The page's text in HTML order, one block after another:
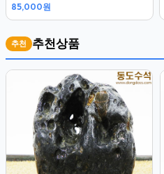
85,000원
추천 추천상품